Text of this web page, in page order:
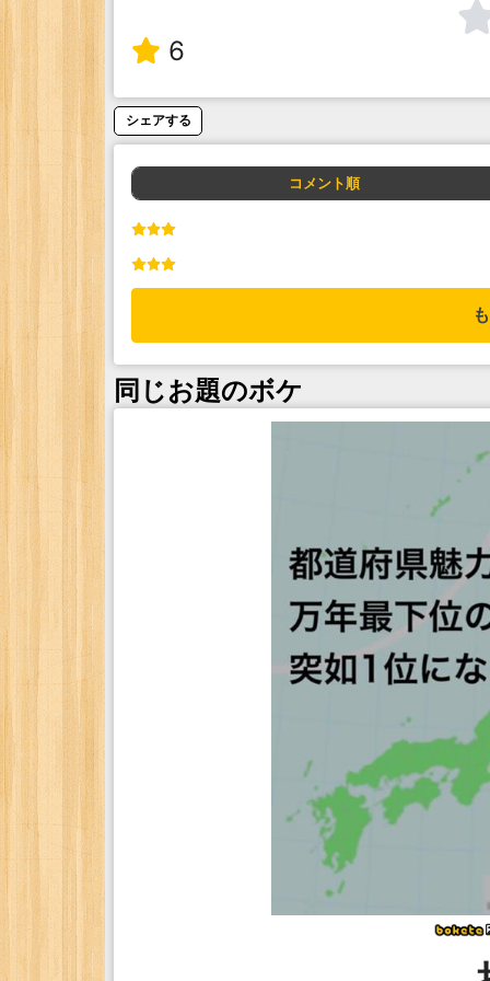
6
シェアする
コメント順
同じお題のボケ